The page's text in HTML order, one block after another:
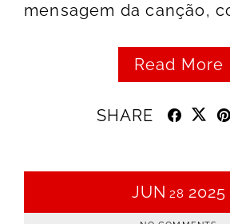
mensagem da canção,
Read More
SHARE
JUN 28 2025